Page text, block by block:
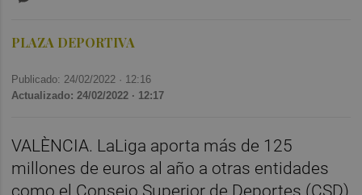
PLAZA DEPORTIVA
Publicado: 24/02/2022 · 12:16
Actualizado: 24/02/2022 · 12:17
VALÈNCIA. LaLiga aporta más de 125
millones de euros al año a otras entidades
como el Consejo Superior de Deportes (CSD)